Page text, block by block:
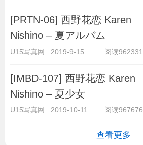
[PRTN-06] 西野花恋 Karen
Nishino – 夏アルバム
U15写真网 2019-9-15 阅读962331
[IMBD-107] 西野花恋 Karen
Nishino – 夏少女
U15写真网 2019-10-11 阅读967676
查看更多